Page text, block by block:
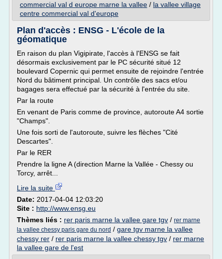
commercial val d europe marne la vallee / la vallee village
centre commercial val d'europe
Plan d'accès : ENSG - L'école de la
géomatique
En raison du plan Vigipirate, l'accès à l'ENSG se fait
désormais exclusivement par le PC sécurité situé 12
boulevard Copernic qui permet ensuite de rejoindre l'entrée
Nord du bâtiment principal. Un contrôle des sacs et/ou
bagages sera effectué par la sécurité à l'entrée du site.
Par la route
En venant de Paris comme de province, autoroute A4 sortie
"Champs".
Une fois sorti de l'autoroute, suivre les flèches "Cité
Descartes".
Par le RER
Prendre la ligne A (direction Marne la Vallée - Chessy ou
Torcy, arrêt...
Lire la suite
Date: 2017-04-04 12:03:20
Site : http://www.ensg.eu
Thèmes liés : rer paris marne la vallee gare tgv / rer marne
la vallee chessy paris gare du nord / gare tgv marne la vallee
chessy rer / rer paris marne la vallee chessy tgv / rer marne
la vallee gare de l'est